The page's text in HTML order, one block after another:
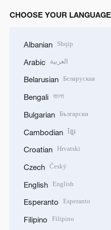
CHOOSE YOUR LANGUAGE
Albanian Shqip
Arabic العربية
Belarusian Беларуская
Bengali বাংলা
Bulgarian Български
Cambodian ខ្មែរ
Croatian Hrvatski
Czech Český
English English
Esperanto Esperanto
Filipino Filipino